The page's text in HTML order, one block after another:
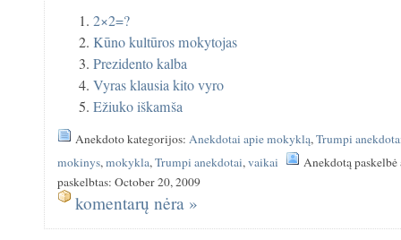
2×2=?
Kūno kultūros mokytojas
Prezidento kalba
Vyras klausia kito vyro
Ežiuko iškamša
Anekdoto kategorijos:Anekdotai apie mokyklą,Trumpi
mokinys,mokykla,Trumpi anekdotai,vaikai
Anekdotą
paskelbtas: October 20, 2009
komentarų nėra »